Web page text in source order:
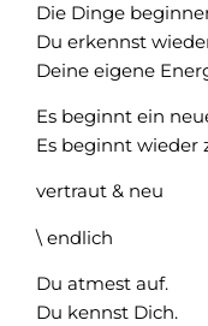
Die Dinge
Du erkennst
Deine eigene
Es beginnt ein
Es beginnt wieder
vertraut & neu
\ endlich
Du atmest auf.
Du kennst Dich.